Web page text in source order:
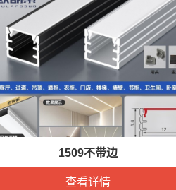
1509不带边
查看详情